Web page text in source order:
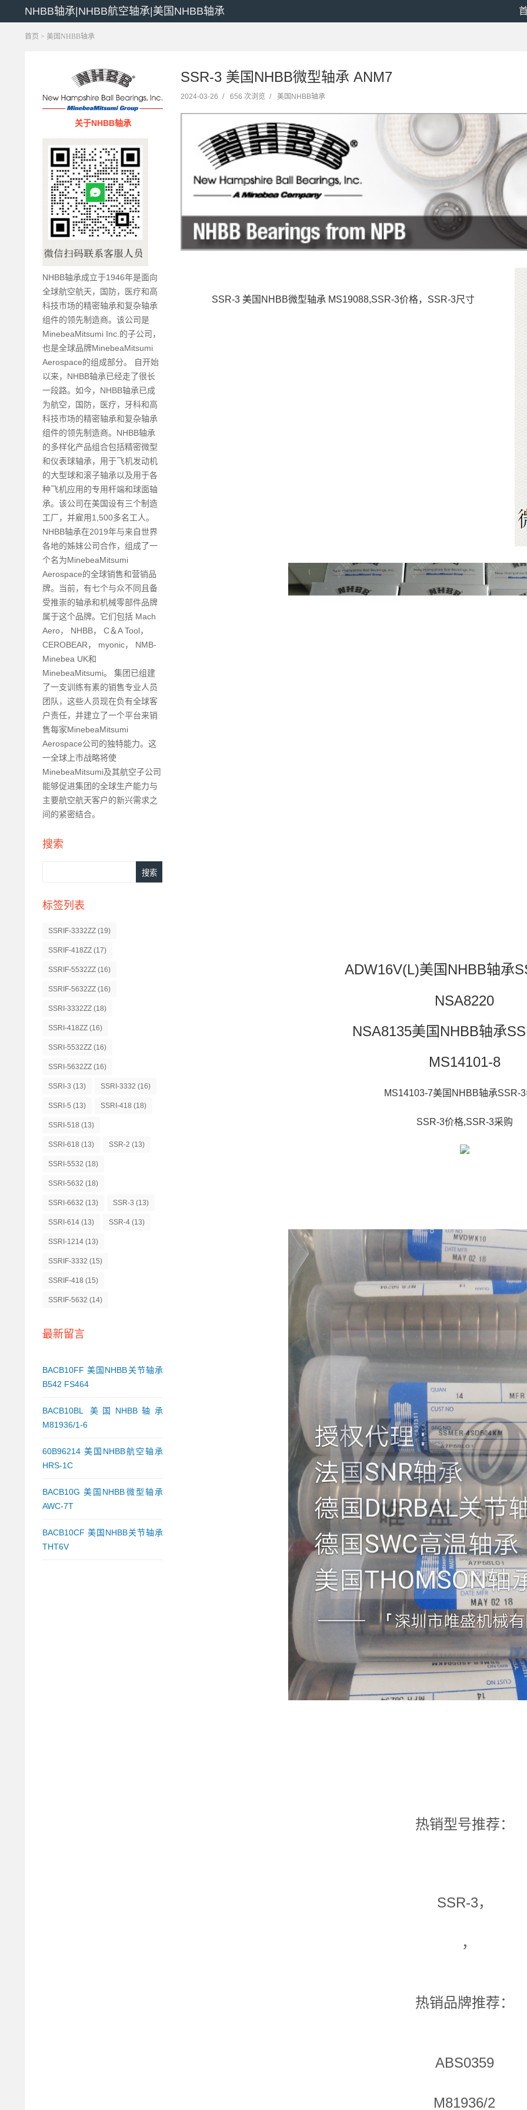
NHBB轴承|NHBB航空轴承|美国NHBB轴承
首页 > 美国NHBB轴承
关于NHBB轴承
NHBB轴承成立于1946年是面向
全球航空航天，国防，医疗和高
科技市场的精密轴承和复杂轴承
组件的领先制造商。该公司是
MinebeaMitsumi Inc.的子公司，
也是全球品牌MinebeaMitsumi
Aerospace的组成部分。 自开始
以来，NHBB轴承已经走了很长
一段路。如今，NHBB轴承已成
为航空，国防，医疗，牙科和高
科技市场的精密轴承和复杂轴承
组件的领先制造商。NHBB轴承
的多样化产品组合包括精密微型
和仪表球轴承，用于飞机发动机
的大型球和滚子轴承以及用于各
种飞机应用的专用杆端和球面轴
承。该公司在美国设有三个制造
工厂，并雇用1,500多名工人。
NHBB轴承在2019年与来自世界
各地的姊妹公司合作，组成了一
个名为MinebeaMitsumi
Aerospace的全球销售和营销品
牌。当前，有七个与众不同且备
受推崇的轴承和机械零部件品牌
属于这个品牌。它们包括 Mach
Aero， NHBB， C＆A Tool，
CEROBEAR， myonic， NMB-
Minebea UK和
MinebeaMitsumi。 集团已组建
了一支训练有素的销售专业人员
团队，这些人员现在负有全球客
户责任，并建立了一个平台来销
售每家MinebeaMitsumi
Aerospace公司的独特能力。这
一全球上市战略将使
MinebeaMitsumi及其航空子公司
能够促进集团的全球生产能力与
主要航空航天客户的新兴需求之
间的紧密结合。
搜索
标签列表
SSRIF-3332ZZ (19)
SSRIF-418ZZ (17)
SSRIF-5532ZZ (16)
SSRIF-5632ZZ (16)
SSRI-3332ZZ (18)
SSRI-418ZZ (16)
SSRI-5532ZZ (16)
SSRI-5632ZZ (16)
SSRI-3 (13) SSRI-3332 (16)
SSRI-5 (13) SSRI-418 (18)
SSRI-518 (13)
SSRI-618 (13) SSR-2 (13)
SSRI-5532 (18)
SSRI-5632 (18)
SSRI-6632 (13) SSR-3 (13)
SSRI-614 (13) SSR-4 (13)
SSRI-1214 (13)
SSRIF-3332 (15)
SSRIF-418 (15)
SSRIF-5632 (14)
最新留言
BACB10FF 美国NHBB关节轴承
B542 FS464
BACB10BL 美国NHBB轴承
M81936/1-6
60B96214 美国NHBB航空轴承
HRS-1C
BACB10G 美国NHBB微型轴承
AWC-7T
BACB10CF 美国NHBB关节轴承
THT6V
SSR-3 美国NHBB微型轴承 ANM7
2024-03-26 / 656 次浏览 / 美国NHBB轴承
SSR-3 美国NHBB微型轴承 MS19088,SSR-3价格，SSR-3尺寸
ADW16V(L)美国NHBB轴承
NSA8220
NSA8135美国NHBB轴承
MS14101-8
MS14103-7美国NHBB轴承SSR-
SSR-3价格,SSR-3采购
热销型号推荐：
SSR-3，
，
热销品牌推荐：
ABS0359
M81936/2